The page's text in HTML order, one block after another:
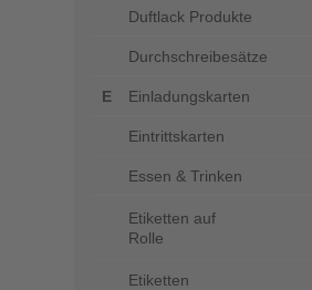
Duftlack Produkte
Durchschreibesätze
Einladungskarten
Eintrittskarten
Essen & Trinken
Etiketten auf
Rolle
Etiketten